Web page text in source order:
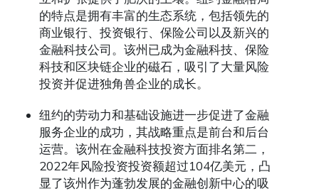
的特点是拥有丰富的生态系统，包括领先的
商业银行、投资银行、保险公司以及新兴的
金融科技公司。该州已成为金融科技、保险
科技和区块链企业的磁石，吸引了大量风险
投资并促进独角兽企业的成长。
纽约的劳动力和基础设施进一步促进了金融
服务企业的成功，其战略重点是前台和后台
运营。该州在金融科技投资方面排名第二，
2022年风险投资投资额超过104亿美元，凸
显了该州作为蓬勃发展的金融创新中心的吸